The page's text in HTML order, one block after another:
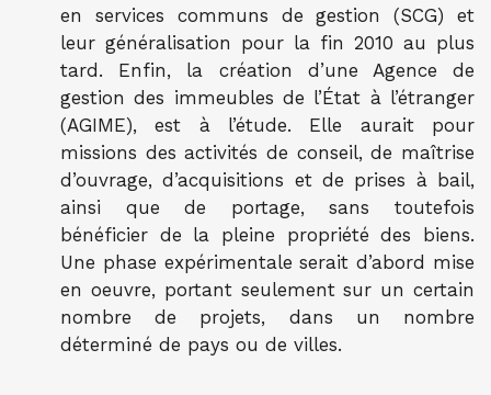
en services communs de gestion (SCG) et
leur généralisation pour la fin 2010 au plus
tard. Enfin, la création d’une Agence de
gestion des immeubles de l’État à l’étranger
(AGIME), est à l’étude. Elle aurait pour
missions des activités de conseil, de maîtrise
d’ouvrage, d’acquisitions et de prises à bail,
ainsi que de portage, sans toutefois
bénéficier de la pleine propriété des biens.
Une phase expérimentale serait d’abord mise
en oeuvre, portant seulement sur un certain
nombre de projets, dans un nombre
déterminé de pays ou de villes.